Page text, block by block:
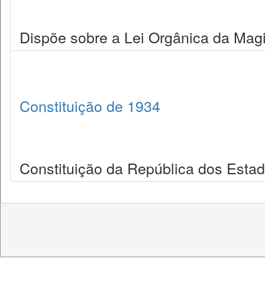
Dispõe sobre a Lei Orgânica da
Constituição de 1934
Constituição da República dos